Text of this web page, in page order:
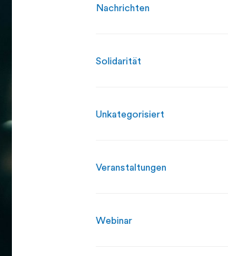
Nachrichten
Solidarität
Unkategorisiert
Veranstaltungen
Webinar